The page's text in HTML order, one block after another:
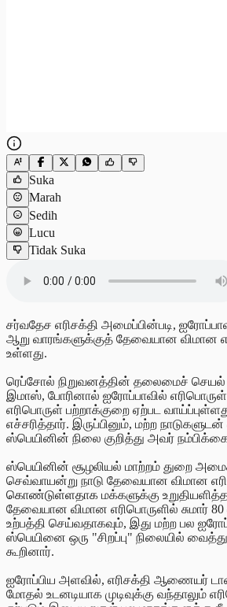
Suka
Marah
Sedih
Lucu
Tidak Suka
சர்வதேச எரிசக்தி அமைப்பின்படி,
ஆறு வாரங்களுக்குத் தேவையான விமான
உள்ளது.
ரெப்சோல் நிறுவனத்தின் தலைமைச் செயல்
இமாஸ், போரினால் ஐரோப்பாவில் எரிபொருள்,
எரிபொருள் பற்றாக்குறை ஏற்பட
எச்சரித்தார். இருப்பினும், மற்ற நாடுகளுடன்
ஸ்பெயினின் நிலை குறித்து அவர் நம்பிக்கை
ஸ்பெயினின் சூழலியல் மாற்றம் துறை
செவ்வாயன்று நாடு தேவையான விமான
கொண்டுள்ளதாக மக்களுக்கு
தேவையான விமான எரிபொருளில் சுமார் 80
உற்பத்தி செய்வதாகவும், இது மற்ற பல
ஸ்பெயினை ஒரு "சிறப்பு" நிலையில்
கூறினார்.
ஐரோப்பிய அளவில், எரிசக்தி ஆணையர்
மோதல் உடனடியாக முடிவுக்கு வந்தாலும்